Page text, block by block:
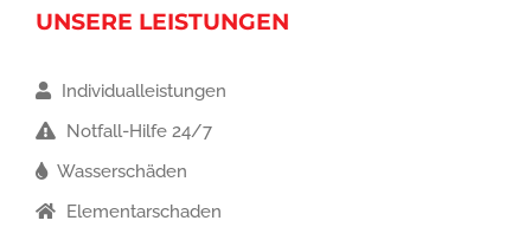
UNSERE LEISTUNGEN
Individualleistungen
Notfall-Hilfe 24/7
Wasserschäden
Elementarschaden